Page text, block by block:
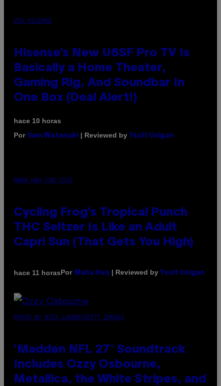
VIA HISENSE
Hisense’s New U6SF Pro TV Is
Basically a Home Theater,
Gaming Rig, And Soundbar In
One Box (Deal Alert!)
hace 10 horas
Por Sam Watanuki | Reviewed by Ysolt Usigan
MAHA HAQ FOR VICE
Cycling Frog’s Tropical Punch
THC Seltzer Is Like an Adult
Capri Sun (That Gets You High)
hace 11 horasPor Maha Haq | Reviewed by Ysolt Usigan
PHOTO BY NICK LAHAM/GETTY IMAGES
‘Madden NFL 27’ Soundtrack
Includes Ozzy Osbourne,
Metallica, the White Stripes, and